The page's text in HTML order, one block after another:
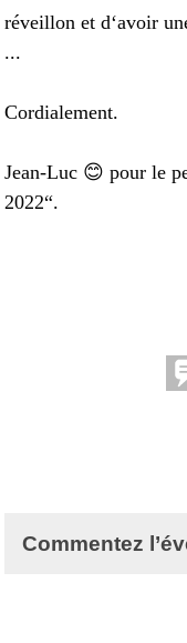
réveillon et d‘avoir
...
Cordialement.
Jean-Luc 😊 pour le
2022“.
Commentez